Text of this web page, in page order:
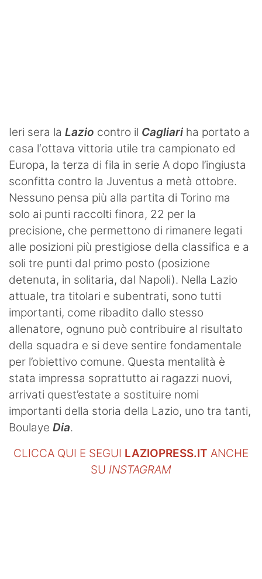
Ieri sera la Lazio contro il Cagliari ha portato a
casa l‘ottava vittoria utile tra campionato ed
Europa, la terza di fila in serie A dopo l’ingiusta
sconfitta contro la Juventus a metà ottobre.
Nessuno pensa più alla partita di Torino ma
solo ai punti raccolti finora, 22 per la
precisione, che permettono di rimanere legati
alle posizioni più prestigiose della classifica e a
soli tre punti dal primo posto (posizione
detenuta, in solitaria, dal Napoli). Nella Lazio
attuale, tra titolari e subentrati, sono tutti
importanti, come ribadito dallo stesso
allenatore, ognuno può contribuire al risultato
della squadra e si deve sentire fondamentale
per l’obiettivo comune. Questa mentalità è
stata impressa soprattutto ai ragazzi nuovi,
arrivati quest’estate a sostituire nomi
importanti della storia della Lazio, uno tra tanti,
Boulaye Dia.
CLICCA QUI E SEGUI LAZIOPRESS.IT ANCHE
SU INSTAGRAM